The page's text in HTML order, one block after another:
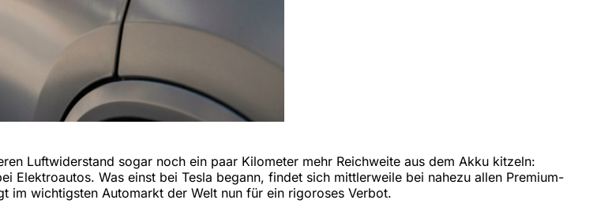
Luftwiderstand sogar noch ein paar Kilometer mehr Reichweite aus dem Akku kitzeln:
Elektroautos. Was einst bei Tesla begann, findet sich mittlerweile bei nahezu allen Premium-
im wichtigsten Automarkt der Welt nun für ein rigoroses Verbot.